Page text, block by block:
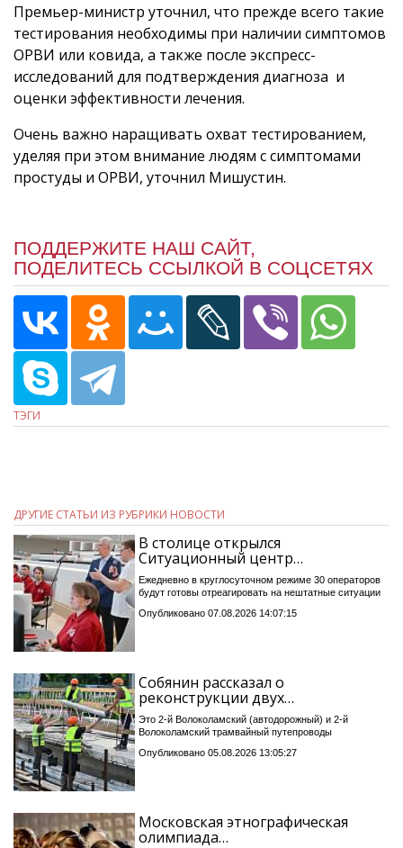
Премьер-министр уточнил, что прежде всего такие
тестирования необходимы при наличии симптомов
ОРВИ или ковида, а также после экспресс-
исследований для подтверждения диагноза и
оценки эффективности лечения.
Очень важно наращивать охват тестированием,
уделяя при этом внимание людям с симптомами
простуды и ОРВИ, уточнил Мишустин.
ПОДДЕРЖИТЕ НАШ САЙТ,
ПОДЕЛИТЕСЬ ССЫЛКОЙ В СОЦСЕТЯХ
ТЭГИ
ДРУГИЕ СТАТЬИ ИЗ РУБРИКИ НОВОСТИ
В столице открылся
Ситуационный центр…
Ежедневно в круглосуточном режиме 30 операторов
будут готовы отреагировать на нештатные ситуации
Опубликовано 07.08.2026 14:07:15
Собянин рассказал о
реконструкции двух…
Это 2-й Волоколамский (автодорожный) и 2-й
Волоколамский трамвайный путепроводы
Опубликовано 05.08.2026 13:05:27
Московская этнографическая
олимпиада…